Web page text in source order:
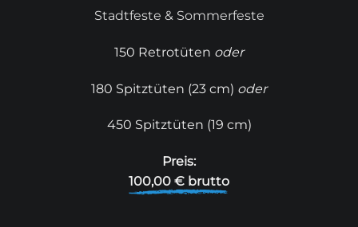
Stadtfeste & Sommerfeste
150 Retrotüten oder
180 Spitztüten (23 cm) oder
450 Spitztüten (19 cm)
Preis:
100,00 € brutto